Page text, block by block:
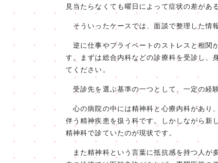
見当たらなくても曜日によって症状の差が
そういったケースでは、面談で整理した情
逆に仕事やプライベートのストレスと相関
す。まずは総合内科などの診療科を受診し、
てください。
受診先を選ぶ基準の一つとして、一定の経
心の病院の中には精神科と心療内科があり
伴う精神疾患を扱う科です。しかしながら新
精神科で診ていたのが現状です。
また精神科という言葉に抵抗感を持つ人が